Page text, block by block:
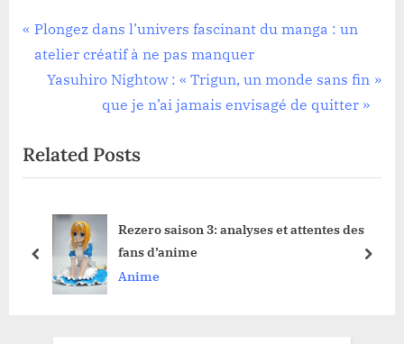
Navigation
de
l’article
P
r
o
u
o
Plongez dans l’univers fascinant du manga : un
atelier créatif à ne pas manquer
N
t
P
Yasuhiro Nightow : « Trigun, un monde sans fin
que je n’ai jamais envisagé de quitter »
Related Posts
Rezero saison 3: analyses et attentes des
fans d’anime
Anime
prev next